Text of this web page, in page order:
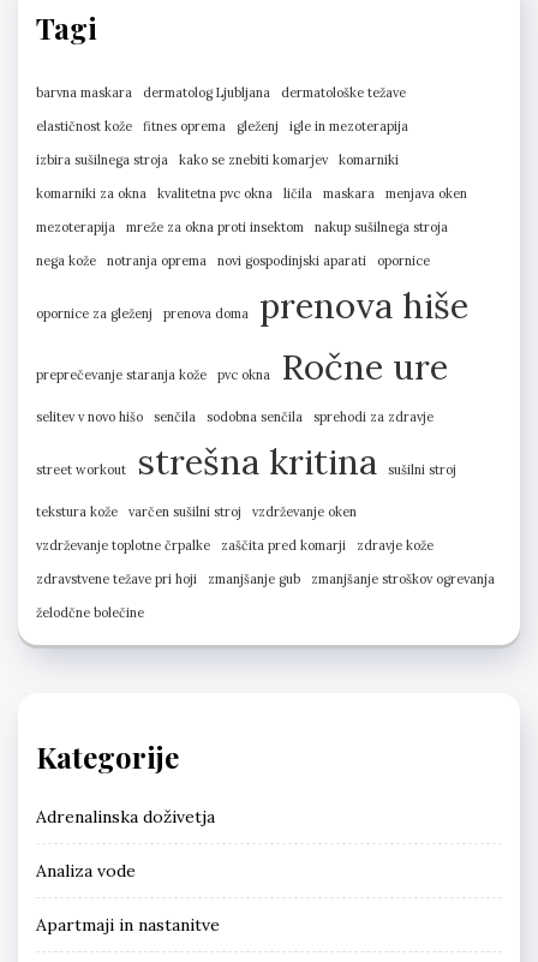
Tagi
barvna maskara dermatolog Ljubljana
dermatološke težave
elastičnost kože
fitnes oprema gleženj
igle in mezoterapija
izbira sušilnega stroja
kako se znebiti komarjev
komarniki
komarniki za okna
kvalitetna pvc okna ličila maskara
menjava oken
mezoterapija
mreže za okna proti insektom
nakup sušilnega stroja
nega kože
notranja oprema novi gospodinjski aparati opornice
opornice za gleženj prenova doma prenova hiše
preprečevanje staranja kože pvc okna Ročne ure
selitev v novo hišo senčila sodobna senčila sprehodi za zdravje
street workout strešna kritina sušilni stroj
tekstura kože varčen sušilni stroj
vzdrževanje oken
vzdrževanje toplotne črpalke
zaščita pred komarji
zdravje kože
zdravstvene težave pri hoji
zmanjšanje gub
zmanjšanje stroškov ogrevanja
želodčne bolečine
Kategorije
Adrenalinska doživetja
Analiza vode
Apartmaji in nastanitve